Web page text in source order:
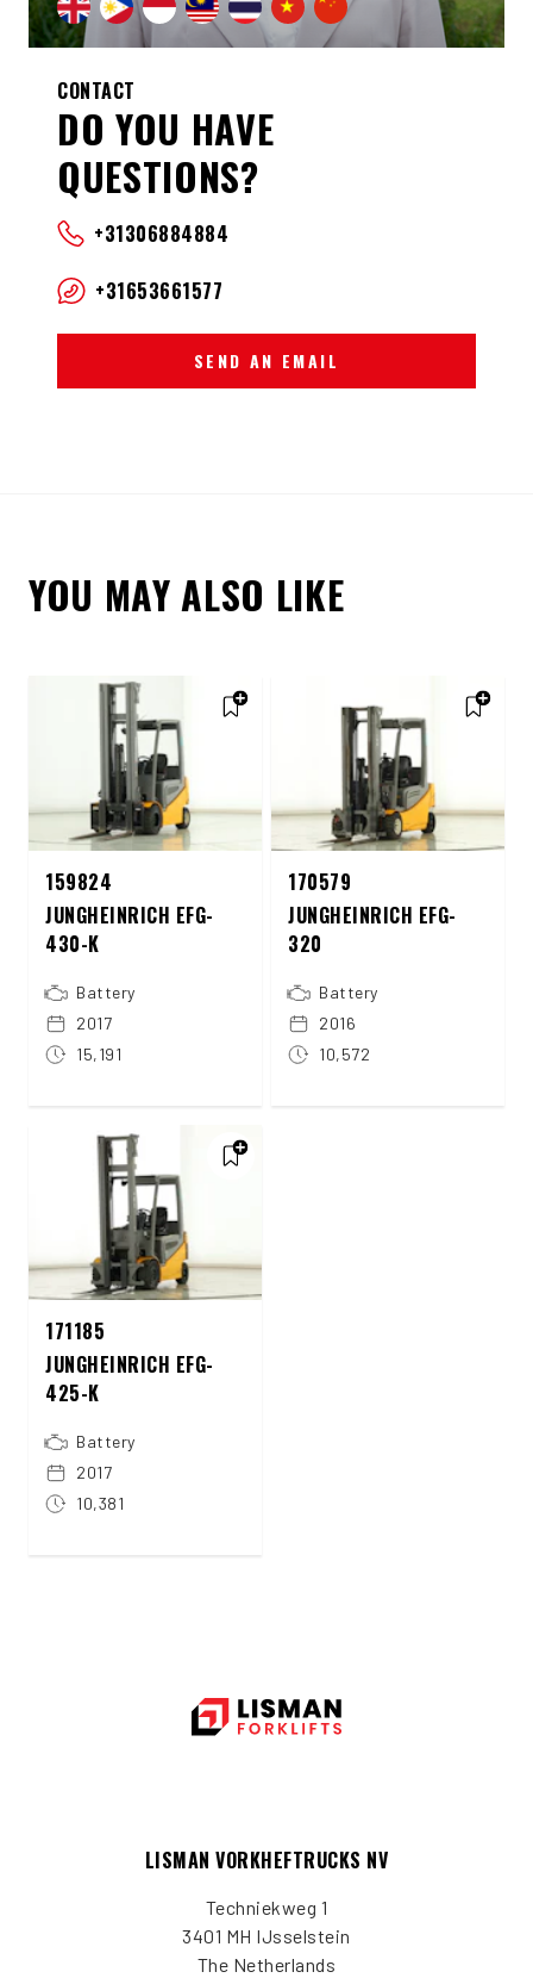
CONTACT
DO YOU HAVE
QUESTIONS?
+31306884884
+31653661577
SEND AN EMAIL
YOU MAY ALSO LIKE
159824
JUNGHEINRICH EFG-
430-K
Battery
2017
15,191
170579
JUNGHEINRICH EFG-
320
Battery
2016
10,572
171185
JUNGHEINRICH EFG-
425-K
Battery
2017
10,381
LISMAN VORKHEFTRUCKS NV
Techniekweg 1
3401 MH IJsselstein
The Netherlands